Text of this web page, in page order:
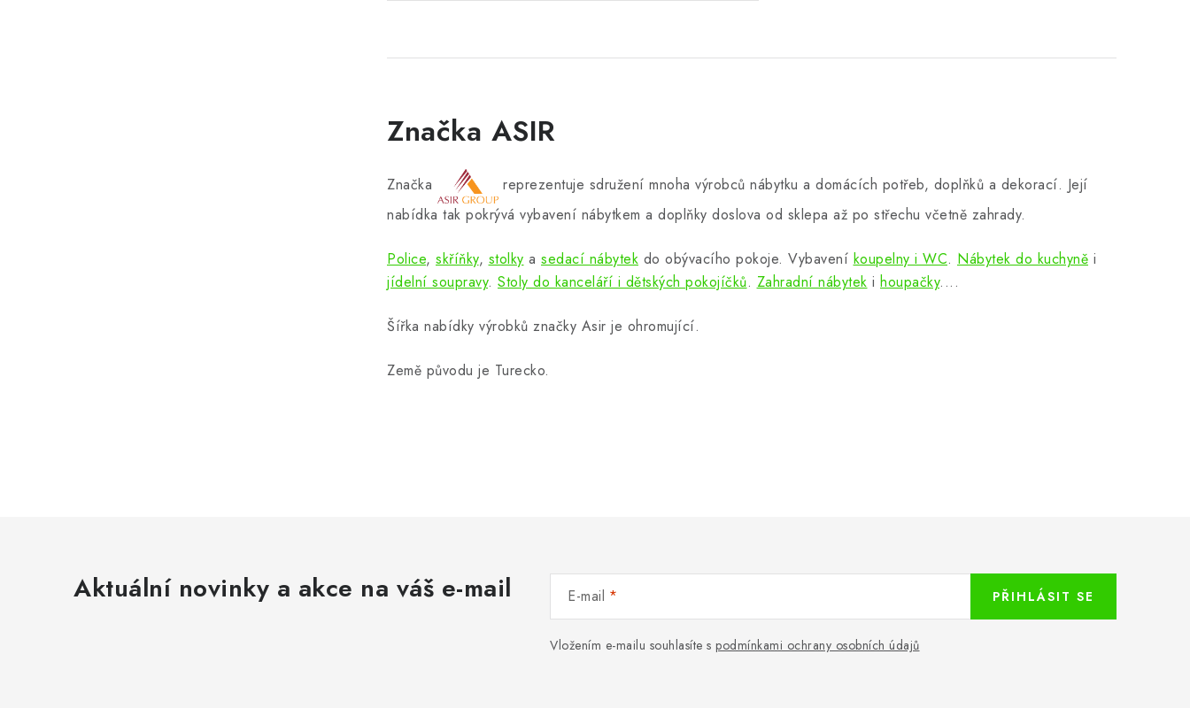
Značka ASIR
Značka
reprezentuje sdružení mnoha výrobců nábytku a domácích potřeb, doplňků a dekorací. Její
nabídka tak pokrývá vybavení nábytkem a doplňky doslova od sklepa až po střechu včetně zahrady.
Police, skříňky, stolky a sedací nábytek do obývacího pokoje. Vybavení koupelny i WC. Nábytek do kuchyně i
jídelní soupravy. Stoly do kanceláří i dětských pokojíčků. Zahradní nábytek i houpačky....
Šířka nabídky výrobků značky Asir je ohromující.
Země původu je Turecko.
Aktuální novinky a akce na váš e-mail E-mail
Vložením e-mailu souhlasíte s podmínkami ochrany osobních údajů
PŘIHLÁSIT SE